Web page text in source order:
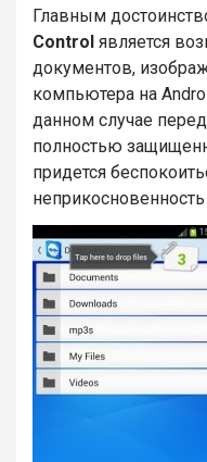
Главным
Control является
документов,
компьютера на
данном случае
полностью
придется